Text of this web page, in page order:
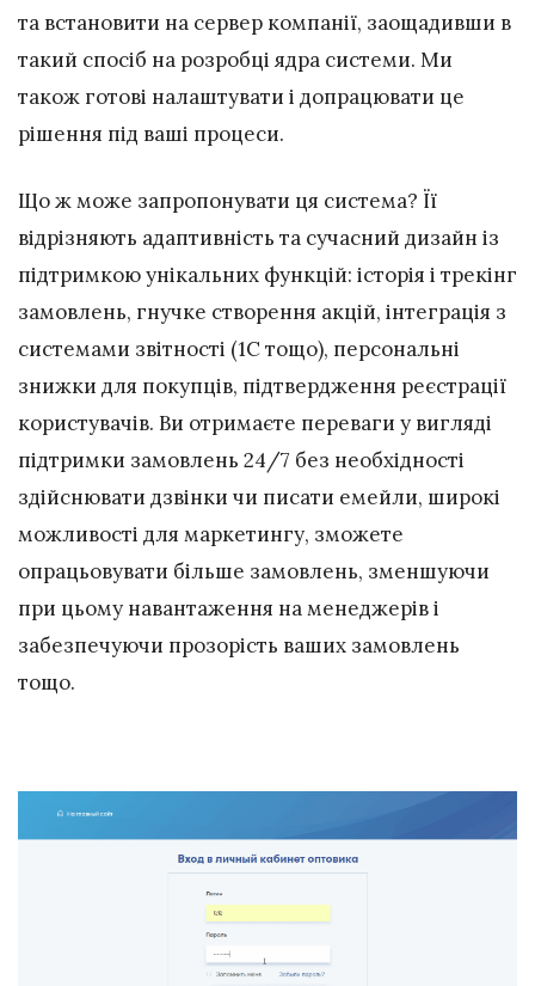
та встановити на сервер компанії, заощадивши в
такий спосіб на розробці ядра системи. Ми
також готові налаштувати і допрацювати це
рішення під ваші процеси.
Що ж може запропонувати ця система? Її
відрізняють адаптивність та сучасний дизайн із
підтримкою унікальних функцій: історія і трекінг
замовлень, гнучке створення акцій, інтеграція з
системами звітності (1С тощо), персональні
знижки для покупців, підтвердження реєстрації
користувачів. Ви отримаєте переваги у вигляді
підтримки замовлень 24/7 без необхідності
здійснювати дзвінки чи писати емейли, широкі
можливості для маркетингу, зможете
опрацьовувати більше замовлень, зменшуючи
при цьому навантаження на менеджерів і
забезпечуючи прозорість ваших замовлень
тощо.